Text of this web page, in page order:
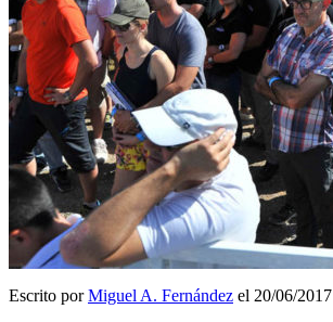
Escrito porMiguel A. Fernández el 20/06/2017